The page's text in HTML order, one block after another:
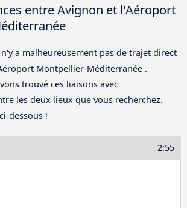
entre Avignon et l'Aéroport
a malheureusement pas de trajet direct
Montpellier-Méditerranée .
trouvé ces liaisons avec
les deux lieux que vous recherchez.
dessous !
2:55